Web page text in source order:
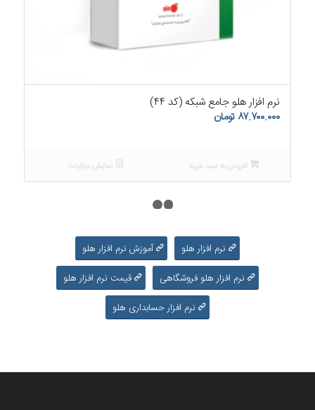
نرم افزار هلو جامع شبکه (کد ۴۴)
۸۷.۷۰۰.۰۰۰ تومان
افزودن به سبد خرید نمایش جزئیات
نرم افزار هلو
آموزش نرم افزار هلو
نرم افزار هلو فروشگاهی
قیمت نرم افزار هلو
نرم افزار حسابداری هلو